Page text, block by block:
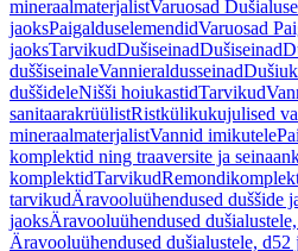
mineraalmaterjalistVaruosad
jaoksPaigalduselemendidVaruosad
jaoksTarvikudDušiseinadDušiseinad
duššiseinaleVannieraldusseinad
duššideleNišši hoiukastidTarvikud
sanitaarakrüülistRistkülikukujulised
mineraalmaterjalistVannid imikutele
komplektid ning traaversite ja
komplektidTarvikud
tarvikudÄravooluühendused duššide
jaoksÄravooluühendused
Äravooluühendused dušialustele, d52